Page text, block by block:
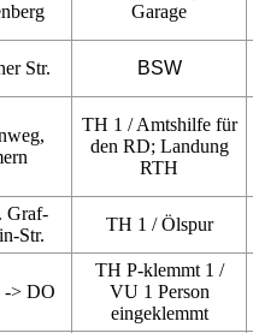
Garage
Str. BSW
TH 1 / Amtshilfe für
den RD; Landung
RTH
Graf-
Str.
TH 1 / Ölspur
> DO
TH P-klemmt 1 /
VU 1 Person
eingeklemmt